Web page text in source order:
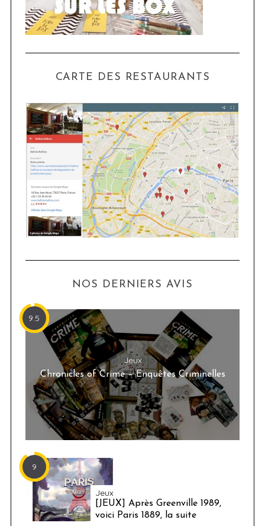
CARTE DES RESTAURANTS
NOS DERNIERS AVIS
9.5
Jeux
Chronicles of Crime – Enquêtes Criminelles
9
Jeux
[JEUX] Après Greenville 1989,
voici Paris 1889, la suite